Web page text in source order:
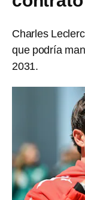
Charles
que podría
2031.